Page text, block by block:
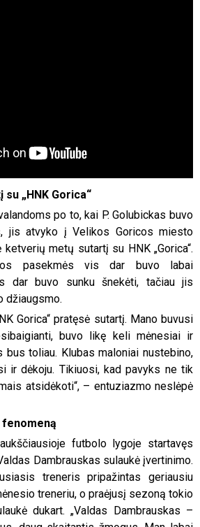
„HNK Gorica“
po to, kai P. Golubickas buvo
jis atvyko į Velikos Goricos miesto
metų sutartį su HNK „Gorica“.
pasekmės vis dar buvo labai
dar buvo sunku šnekėti, tačiau jis
džiaugsmo.
Gorica“ pratęsė sutartį. Mano buvusi
buvo likę keli mėnesiai ir
bus toliau. Klubas maloniai nustebino,
ir dėkoju. Tikiuosi, kad pavyks ne tik
atsidėkoti“, – entuziazmo neslėpė
fenomeną
futbolo lygoje startavęs
Dambrauskas sulaukė įvertinimo.
treneris pripažintas geriausiu
treneriu, o praėjusį sezoną tokio
dukart. „Valdas Dambrauskas –